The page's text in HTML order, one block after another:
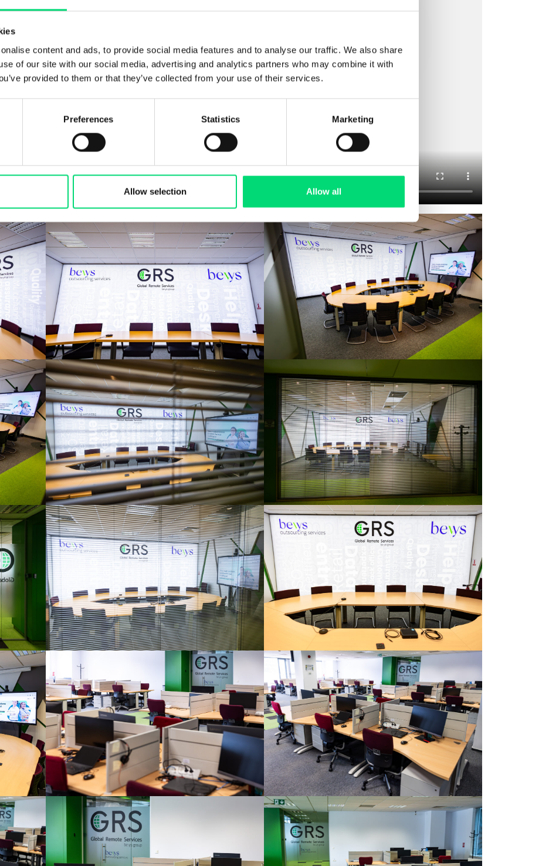
content and ads, to provide social media features and to analyse our traffic. We also share
of our site with our social media, advertising and analytics partners who may combine it with
provided to them or that they’ve collected from your use of their services.
Preferences Statistics Marketing
Allow selection Allow all